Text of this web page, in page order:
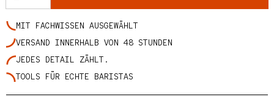
MIT FACHWISSEN AUSGEWÄHLT
VERSAND INNERHALB VON 48 STUNDEN
JEDES DETAIL ZÄHLT.
TOOLS FÜR ECHTE BARISTAS